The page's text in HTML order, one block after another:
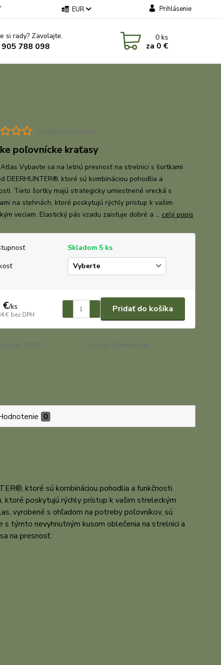
EUR Prihlásenie
si rady? Zavolajte.
788 098
0ks
za 0 €
poľovnícke kraťasy
Vybavte sa na letnú presnosť na strelnici s šortkami
DEERHUNTER®, ktoré sú kombináciou pohodlia a
Tieto šortky majú strategicky umiestnené vrecká s
na stehnách, ktoré poskytujú rýchly prístup k vašim
veciam. Elastický pás vzadu zaisťuje dobré a ... celý popis
Skladom 5 ks
€/ks
€ bez DPH
Pridať do košíka
0
ktoré sú kombináciou pohodlia a funkčnosti.
ktoré poskytujú rýchly prístup k vašim streleckým
vyrobené s ohľadom na potreby poľovníkov, sú
týmto nevyhnutným kusom oblečenia na strelnici a
na presnosť.